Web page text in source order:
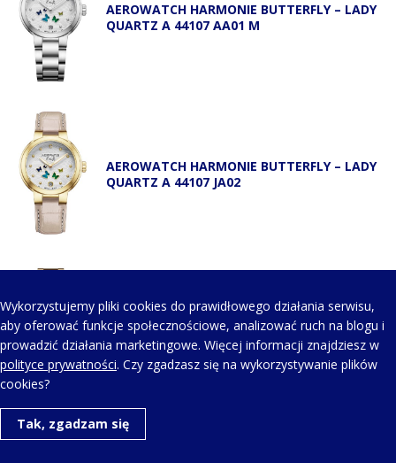
AEROWATCH HARMONIE BUTTERFLY – LADY
QUARTZ A 44107 AA01 M
AEROWATCH HARMONIE BUTTERFLY – LADY
QUARTZ A 44107 JA02
AEROWATCH HARMONIE BUTTERFLY – LADY
QUARTZ A 44107 JA02 M
Wykorzystujemy pliki cookies do prawidłowego działania serwisu,
aby oferować funkcje społecznościowe, analizować ruch na blogu i
prowadzić działania marketingowe. Więcej informacji znajdziesz w
polityce prywatności. Czy zgadzasz się na wykorzystywanie plików
cookies?
Tak, zgadzam się